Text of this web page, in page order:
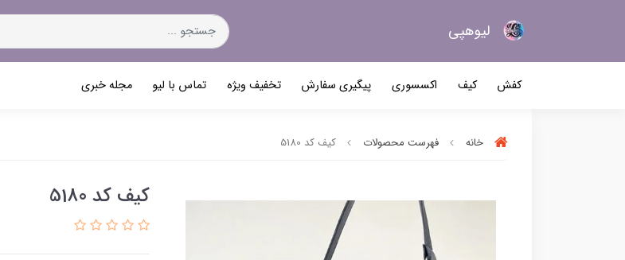
لیو‌هپی
کفش کیف اکسسوری پیگیری سفارش تخفیف ویژه تماس با لیو مجله خبری
خانه فهرست محصولات کیف کد 5180
کیف کد 5180